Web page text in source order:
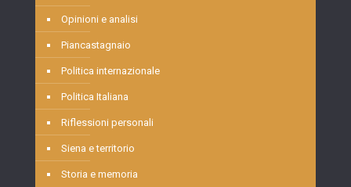
Opinioni e analisi
Piancastagnaio
Politica internazionale
Politica Italiana
Riflessioni personali
Siena e territorio
Storia e memoria